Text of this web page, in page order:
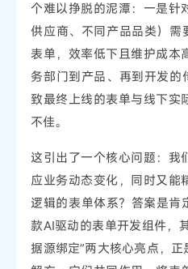
个难以挣脱的泥潭：一是针
供应商、不同产品品类）需
表单，效率低下且维护成本
务部门到产品、再到开发的
致最终上线的表单与线下实
不佳。
这引出了一个核心问题：我
应业务动态变化，同时又能
逻辑的表单体系？答案是肯
款AI驱动的表单开发组件，
据源绑定”两大核心亮点，